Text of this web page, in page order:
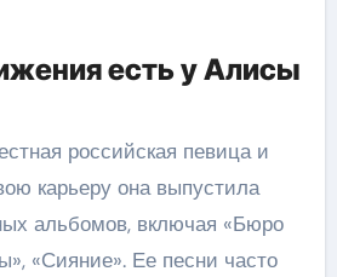
есть у Алисы
российская певица и
карьеру она выпустила
альбомов, включая «Бюро
«Сияние». Ее песни часто